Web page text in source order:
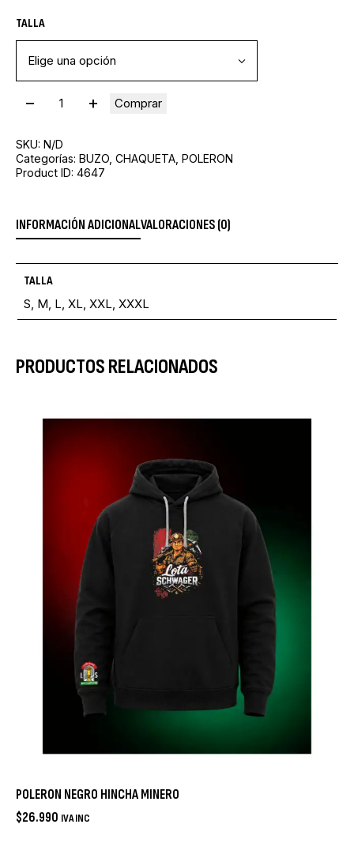
TALLA
Comprar
SKU: N/D
Categorías: BUZO CHAQUETA POLERON
Product ID: 4647
INFORMACIÓN ADICIONALVALORACIONES (0)
TALLA
S, M, L, XL, XXL, XXXL
PRODUCTOS RELACIONADOS
POLERON NEGRO HINCHA MINERO
$26.990 IVA INC